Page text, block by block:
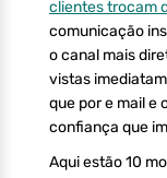
clientes trocam
comunicação
o canal mais
vistas
que por e mail e
confiança que
Aqui estão 10